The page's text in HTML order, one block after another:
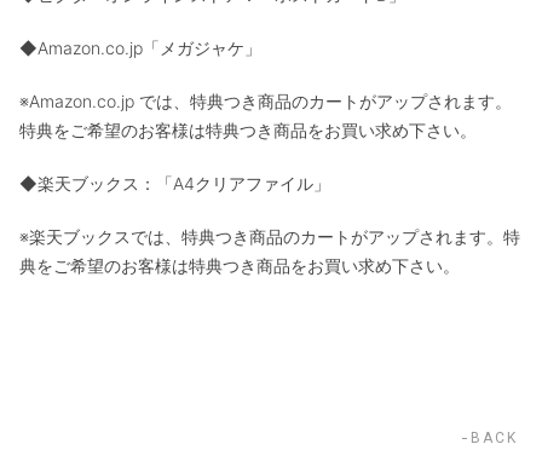
◆Amazon.co.jp「メガジャケ」
※Amazon.co.jp では、特典つき商品のカートがアップされます。
特典をご希望のお客様は特典つき商品をお買い求め下さい。
◆楽天ブックス：「A4クリアファイル」
※楽天ブックスでは、特典つき商品のカートがアップされます。特
典をご希望のお客様は特典つき商品をお買い求め下さい。
BACK